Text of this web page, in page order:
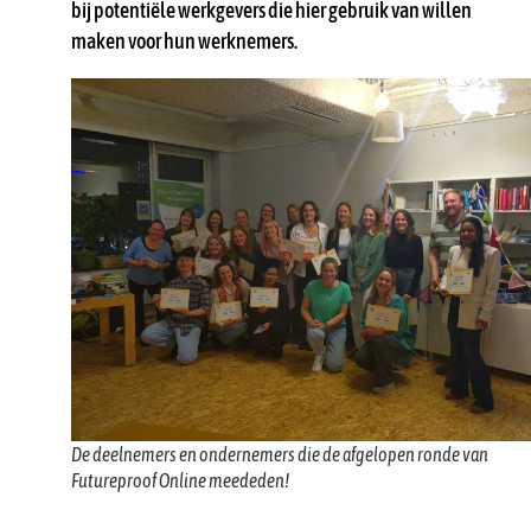
bij potentiële werkgevers die hier gebruik van willen
maken voor hun werknemers.
De deelnemers en ondernemers die de afgelopen ronde van
Futureproof Online meededen!